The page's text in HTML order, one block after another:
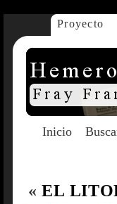
Proyecto
Inicio
« EL